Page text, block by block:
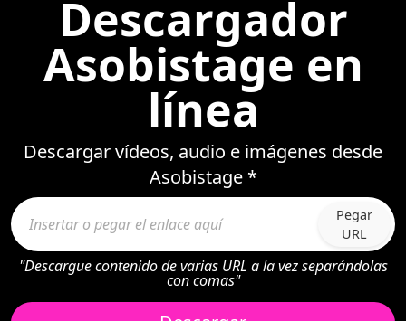
Descargador
Asobistage en
línea
Descargar vídeos, audio e imágenes desde
Asobistage *
Pegar
URL
"Descargue contenido de varias URL a la vez separándolas
con comas"